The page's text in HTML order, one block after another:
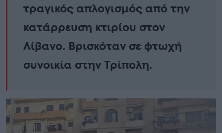
τραγικός απλογισμός από την
κατάρρευση κτιρίου στον
Λίβανο. Βρισκόταν σε φτωχή
συνοικία στην Τρίπολη.